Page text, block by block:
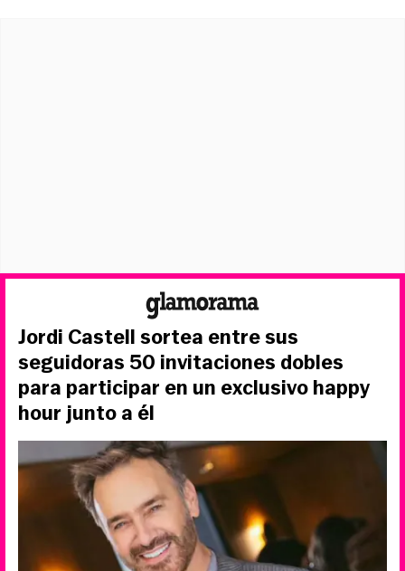
Jordi Castell sortea entre sus
seguidoras 50 invitaciones dobles
para participar en un exclusivo happy
hour junto a él